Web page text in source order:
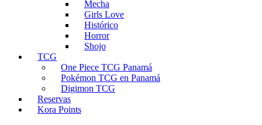
Mecha
Girls Love
Histórico
Horror
Shojo
TCG
One Piece TCG Panamá
Pokémon TCG en Panamá
Digimon TCG
Reservas
Kora Points